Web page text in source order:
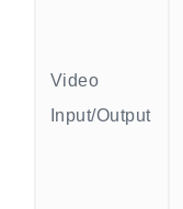
Video
Input/Output